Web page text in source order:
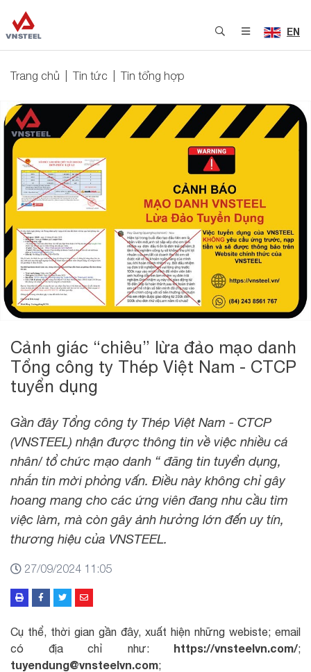
EN
Trang chủ Tin tức Tin tổng hợp
Cảnh giác “chiêu” lừa đảo mạo danh
Tổng công ty Thép Việt Nam - CTCP
tuyển dụng
Gần đây Tổng công ty Thép Việt Nam - CTCP
(VNSTEEL) nhận được thông tin về việc nhiều cá
nhân/ tổ chức mạo danh “ đăng tin tuyển dụng,
nhắn tin mời phỏng vấn. Điều này không chỉ gây
hoang mang cho các ứng viên đang nhu cầu tìm
việc làm, mà còn gây ảnh hưởng lớn đến uy tín,
thương hiệu của VNSTEEL.
27/09/2024 11:05
Cụ thể, thời gian gần đây, xuất hiện những webiste; email
có địa chỉ như: https://vnsteelvn.com/;
tuyendung@vnsteelvn.com;